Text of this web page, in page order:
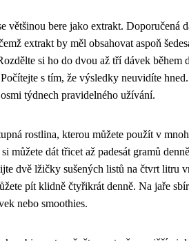
většinou bere jako extrakt. Doporučená
extrakt by měl obsahovat aspoň
si ho do dvou až tří dávek během
s tím, že výsledky neuvidíte
týdnech pravidelného užívání.
rostlina, kterou můžete použít v
si můžete dát třicet až padesát gramů
dvě lžičky sušených listů na čtvrt litru
pít klidně čtyřikrát denně. Na jaře
nebo smoothies.